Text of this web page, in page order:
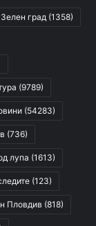
Зелен град (1358)
(9789)
(54283)
(736)
лупа (1613)
(123)
Пловдив (818)